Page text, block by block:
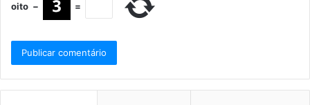
oito − =